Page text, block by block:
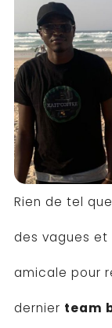
Rien de tel
des vagues
amicale pour
dernier team